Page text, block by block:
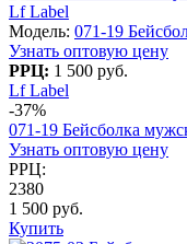
Lf Label
Модель: 071-19
Узнать оптовую цену
РРЦ: 1 500 руб.
Lf Label
-37%
071-19 Бейсболка
Узнать оптовую цену
РРЦ:
2380
1 500 руб.
Купить